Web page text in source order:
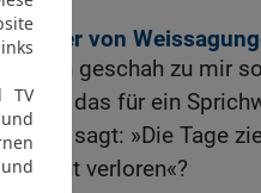
von
Herrn geschah zu mir
ist das für ein
ihr sagt: »Die Tage
geht verloren«?